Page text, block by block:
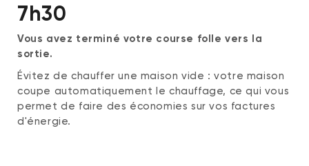
7h30
Vous avez terminé votre course folle vers la
sortie.
Évitez de chauffer une maison vide : votre maison
coupe automatiquement le chauffage, ce qui vous
permet de faire des économies sur vos factures
d'énergie.